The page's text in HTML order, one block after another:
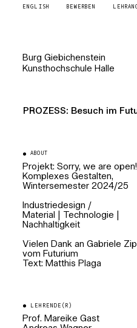
ENGLISH BEWERBEN
Burg Giebichenstein
Kunsthochschule Halle
PROZESS: Besuch im
ABOUT
Projekt:Sorry, we are open!
Komplexes Gestalten,
Wintersemester 2024/25
Industriedesign /
Material | Technologie |
Nachhaltigkeit
Vielen Dank an Gabriele
vom Futurium
Text: Matthis Plaga
LEHRENDE(R)
Prof. Mareike Gast